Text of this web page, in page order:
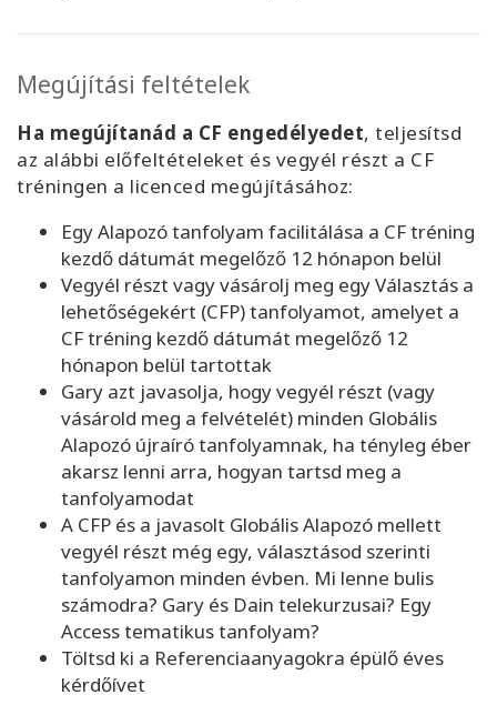
Megújítási feltételek
Ha megújítanád a CF engedélyedet, teljesítsd
az alábbi előfeltételeket és vegyél részt a CF
tréningen a licenced megújításához:
Egy Alapozó tanfolyam facilitálása a CF tréning
kezdő dátumát megelőző 12 hónapon belül
Vegyél részt vagy vásárolj meg egy Választás a
lehetőségekért (CFP) tanfolyamot, amelyet a
CF tréning kezdő dátumát megelőző 12
hónapon belül tartottak
Gary azt javasolja, hogy vegyél részt (vagy
vásárold meg a felvételét) minden Globális
Alapozó újraíró tanfolyamnak, ha tényleg éber
akarsz lenni arra, hogyan tartsd meg a
tanfolyamodat
A CFP és a javasolt Globális Alapozó mellett
vegyél részt még egy, választásod szerinti
tanfolyamon minden évben. Mi lenne bulis
számodra? Gary és Dain telekurzusai? Egy
Access tematikus tanfolyam?
Töltsd ki a Referenciaanyagokra épülő éves
kérdőívet